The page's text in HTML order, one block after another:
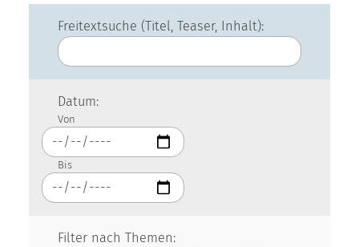
Freitextsuche (Titel, Teaser, Inhalt):
Datum:
Von
Bis
Filter nach Themen: